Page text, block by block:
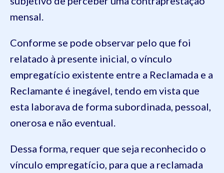
mensal.
Conforme se pode observar pelo que foi
relatado à presente inicial, o vínculo
empregatício existente entre a Reclamada e a
Reclamante é inegável, tendo em vista que
esta laborava de forma subordinada, pessoal,
onerosa e não eventual.
Dessa forma, requer que seja reconhecido o
vínculo empregatício, para que a reclamada